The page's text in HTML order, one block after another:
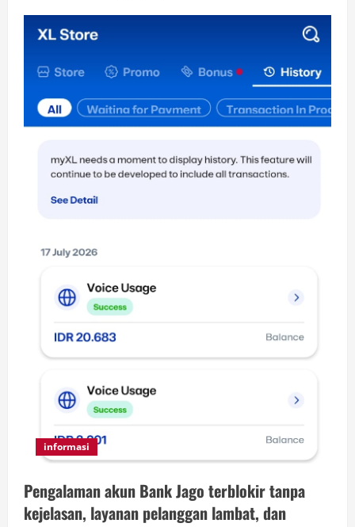
informasi
Pengalaman akun Bank Jago terblokir tanpa
kejelasan, layanan pelanggan lambat, dan